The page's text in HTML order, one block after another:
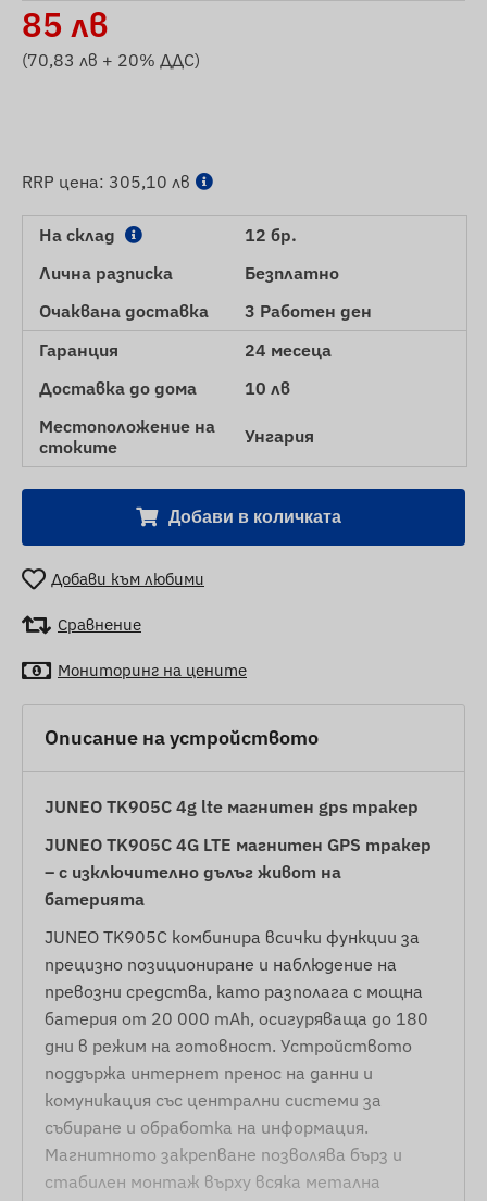
85 лв
(70,83 лв + 20% ДДС)
RRP цена: 305,10 лв
На склад
12 бр.
Лична разписка
Безплатно
Очаквана доставка
3 Работен ден
Гаранция
24 месеца
Доставка до дома
10 лв
Местоположение на
стоките
Унгария
Добави в количката
Добави към любими
Сравнение
Мониторинг на цените
Описание на устройството
JUNEO TK905C 4g lte магнитен gps тракер
JUNEO TK905C 4G LTE магнитен GPS тракер
– с изключително дълъг живот на
батерията
JUNEO TK905C комбинира всички функции за
прецизно позициониране и наблюдение на
превозни средства, като разполага с мощна
батерия от 20 000 mAh, осигуряваща до 180
дни в режим на готовност. Устройството
поддържа интернет пренос на данни и
комуникация със централни системи за
събиране и обработка на информация.
Магнитното закрепване позволява бърз и
стабилен монтаж върху всяка метална